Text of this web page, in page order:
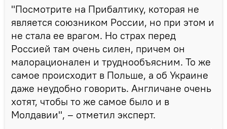
"Посмотрите на Прибалтику, которая не
является союзником России, но при этом и
не стала ее врагом. Но страх перед
Россией там очень силен, причем он
малорационален и труднообъясним. То же
самое происходит в Польше, а об Украине
даже неудобно говорить. Англичане очень
хотят, чтобы то же самое было и в
Молдавии", – отметил эксперт.